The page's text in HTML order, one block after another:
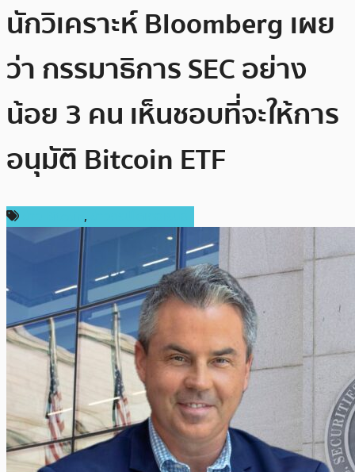
นักวิเคราะห์ Bloomberg เผย
ว่า กรรมาธิการ SEC อย่าง
น้อย 3 คน เห็นชอบที่จะให้การ
อนุมัติ Bitcoin ETF
,